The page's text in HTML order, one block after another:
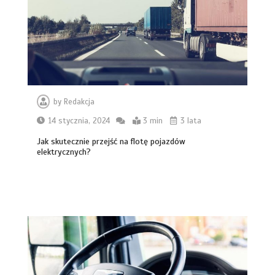
by Redakcja
14 stycznia, 2024
3 min 3 lata
Jak skutecznie przejść na flotę pojazdów
elektrycznych?